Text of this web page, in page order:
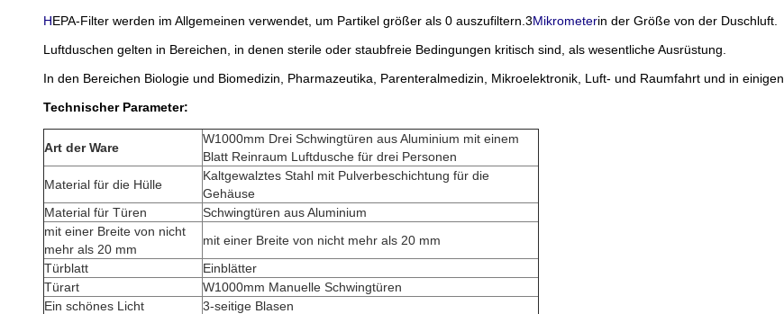
HEPA-Filter werden im Allgemeinen verwendet, um Partikel größer als 0 auszufiltern.3Mikrometerin der Größe von der Duschluft.
Luftduschen gelten in Bereichen, in denen sterile oder staubfreie Bedingungen kritisch sind, als wesentliche Ausrüstung.
In den Bereichen Biologie und Biomedizin, Pharmazeutika, Parenteralmedizin, Mikroelektronik, Luft- und Raumfahrt und in einigen
Technischer Parameter:
Art der Ware
W1000mm Drei Schwingtüren aus Aluminium mit einem
Blatt Reinraum Luftdusche für drei Personen
Material für die Hülle
Kaltgewalztes Stahl mit Pulverbeschichtung für die
Gehäuse
Material für Türen
Schwingtüren aus Aluminium
mit einer Breite von nicht
mehr als 20 mm
mit einer Breite von nicht mehr als 20 mm
Türblatt
Einblätter
Türart
W1000mm Manuelle Schwingtüren
Ein schönes Licht
3-seitige Blasen